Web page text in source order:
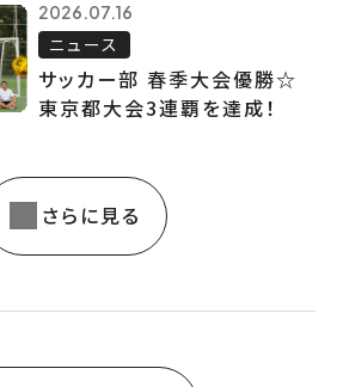
2026.07.16
ニュース
サッカー部 春季大会優勝☆
東京都大会3連覇を達成！
さらに見る